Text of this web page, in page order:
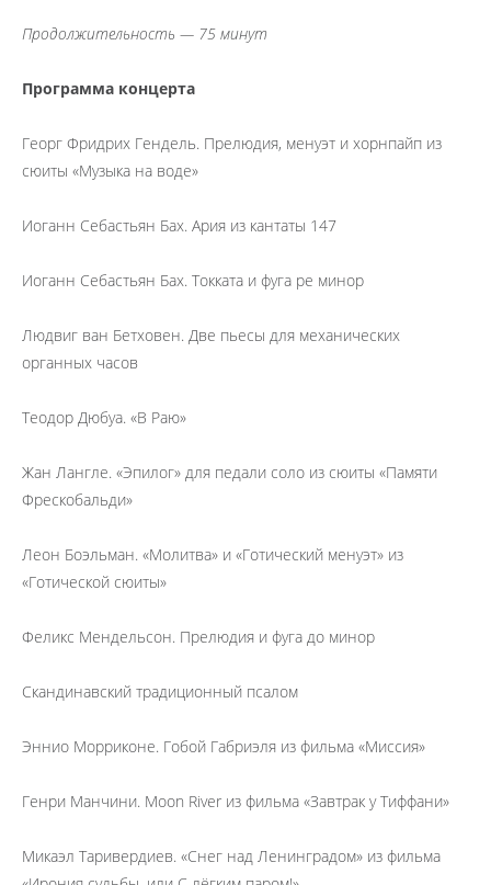
Продолжительность — 75 минут
Программа концерта
Георг Фридрих Гендель. Прелюдия, менуэт и хорнпайп из
сюиты «Музыка на воде»
Иоганн Себастьян Бах. Ария из кантаты 147
Иоганн Себастьян Бах. Токката и фуга ре минор
Людвиг ван Бетховен. Две пьесы для механических
органных часов
Теодор Дюбуа. «В Раю»
Жан Лангле. «Эпилог» для педали соло из сюиты «Памяти
Фрескобальди»
Леон Боэльман. «Молитва» и «Готический менуэт» из
«Готической сюиты»
Феликс Мендельсон. Прелюдия и фуга до минор
Скандинавский традиционный псалом
Эннио Морриконе. Гобой Габриэля из фильма «Миссия»
Генри Манчини. Moon River из фильма «Завтрак у Тиффани»
Микаэл Таривердиев. «Снег над Ленинградом» из фильма